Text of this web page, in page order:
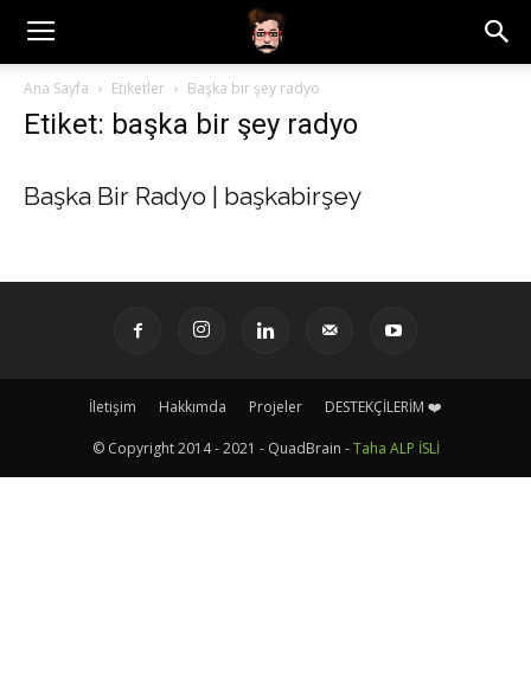
Ana Sayfa Etiketler Başka bir şey radyo
Etiket: başka bir şey radyo
Başka Bir Radyo | başkabirşey
İletişim Hakkımda Projeler DESTEKÇİLERİM ❤️
© Copyright 2014 - 2021 - QuadBrain -Taha ALP İSLİ